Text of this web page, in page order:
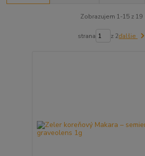
Zobrazujem 1-15 z 19
strana z 2ďalšie